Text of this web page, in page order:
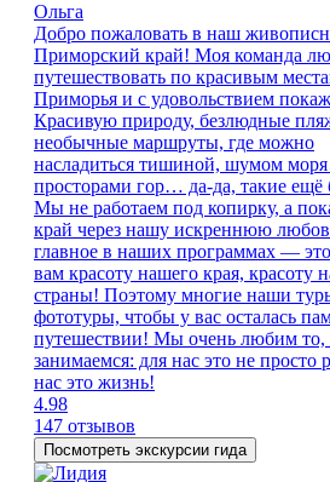
Ольга
Добро пожаловать в наш
Приморский край! Моя команда
путешествовать по красивым
Приморья и с удовольствием
Красивую природу, безлюдные
необычные маршруты, где можно
насладиться тишиной, шумом
просторами гор… да-да, такие
Мы не работаем под копирку, а
край через нашу искреннюю
главное в наших программах — это
вам красоту нашего края, красоту
страны! Поэтому многие наши
фототуры, чтобы у вас осталась
путешествии! Мы очень любим то,
занимаемся: для нас это не просто
нас это жизнь!
4.98
147 отзывов
Посмотреть экскурсии гида